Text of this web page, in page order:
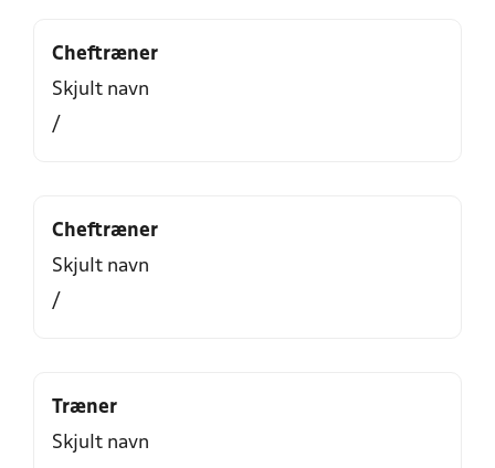
Cheftræner
Skjult navn
/
Cheftræner
Skjult navn
/
Træner
Skjult navn